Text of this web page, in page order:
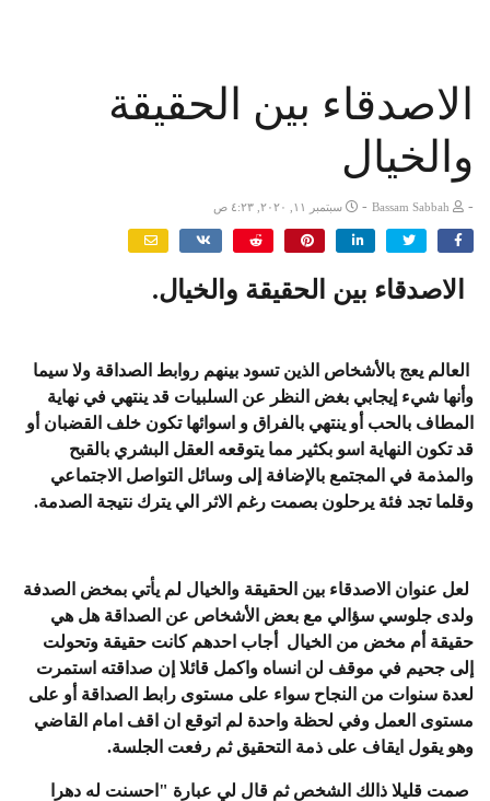
الاصدقاء بين الحقيقة
والخيال
-
- سبتمبر ١١, ٢٠٢٠, ٤:٢٣ ص
الاصدقاء بين الحقيقة والخيال.
العالم يعج بالأشخاص الذين تسود بينهم روابط الصداقة ولا سيما
وأنها شيء إيجابي بغض النظر عن السلبيات قد ينتهي في نهاية
المطاف بالحب أو ينتهي بالفراق و اسوائها تكون خلف القضبان أو
قد تكون النهاية اسو بكثير مما يتوقعه العقل البشري بالقبح
والمذمة في المجتمع بالإضافة إلى وسائل التواصل الاجتماعي
وقلما تجد فئة يرحلون بصمت رغم الاثر الي يترك نتيجة الصدمة.
لعل عنوان الاصدقاء بين الحقيقة والخيال لم يأتي بمخض الصدفة
ولدى جلوسي سؤالي مع بعض الأشخاص عن الصداقة هل هي
حقيقة أم مخض من الخيال أجاب احدهم كانت حقيقة وتحولت
إلى جحيم في موقف لن انساه واكمل قائلا إن صداقته استمرت
لعدة سنوات من النجاح سواء على مستوى رابط الصداقة أو على
مستوى العمل وفي لحظة واحدة لم اتوقع ان اقف امام القاضي
وهو يقول ايقاف على ذمة التحقيق ثم رفعت الجلسة.
صمت قليلا ذالك الشخص ثم قال لي عبارة "احسنت له دهرا